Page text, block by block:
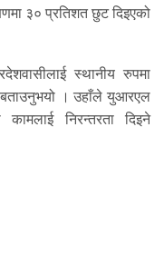
३० प्रतिशत छुट दिइएको
स्थानीय रुपमा
बताउनुभयो । उहाँले युआरएल
कामलाई निरन्तरता दिइने